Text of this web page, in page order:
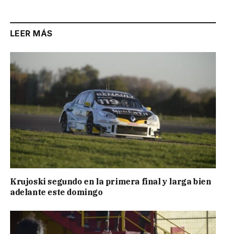
LEER MÁS
Krujoski segundo en la primera final y larga bien
adelante este domingo